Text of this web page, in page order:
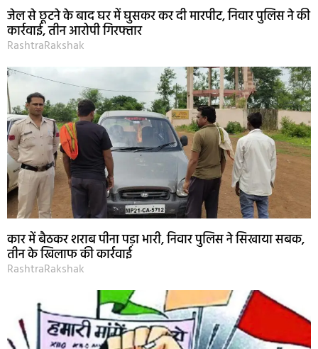
जेल से छूटने के बाद घर में घुसकर कर दी मारपीट, निवार पुलिस ने की
कार्रवाई, तीन आरोपी गिरफ्तार
RashtraRakshak
कार में बैठकर शराब पीना पड़ा भारी, निवार पुलिस ने सिखाया सबक,
तीन के खिलाफ की कार्रवाई
RashtraRakshak